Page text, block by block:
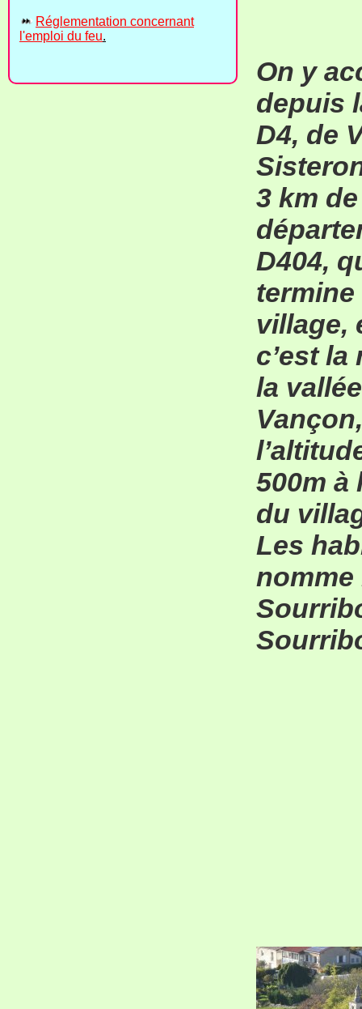
Réglementation concernant
l'emploi du feu.
On y
depuis
D4, de
3 km
D404,
termine
village,
c’est
la
Vançon,
500m à
du
Les
nomme